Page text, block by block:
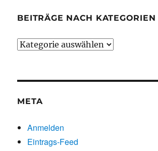
BEITRÄGE NACH KATEGORIEN
Beiträge
META
Anmelden
Eintrags-Feed